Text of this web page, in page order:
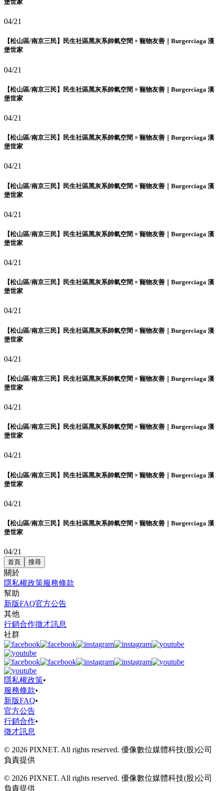
堡世家
04/21
【松山區/南京三民】民生社區黑灰系帥氣空間 × 寵物友善｜Burgerciaga 漢
堡世家
04/21
【松山區/南京三民】民生社區黑灰系帥氣空間 × 寵物友善｜Burgerciaga 漢
堡世家
04/21
【松山區/南京三民】民生社區黑灰系帥氣空間 × 寵物友善｜Burgerciaga 漢
堡世家
04/21
【松山區/南京三民】民生社區黑灰系帥氣空間 × 寵物友善｜Burgerciaga 漢
堡世家
04/21
【松山區/南京三民】民生社區黑灰系帥氣空間 × 寵物友善｜Burgerciaga 漢
堡世家
04/21
【松山區/南京三民】民生社區黑灰系帥氣空間 × 寵物友善｜Burgerciaga 漢
堡世家
04/21
【松山區/南京三民】民生社區黑灰系帥氣空間 × 寵物友善｜Burgerciaga 漢
堡世家
04/21
【松山區/南京三民】民生社區黑灰系帥氣空間 × 寵物友善｜Burgerciaga 漢
堡世家
04/21
【松山區/南京三民】民生社區黑灰系帥氣空間 × 寵物友善｜Burgerciaga 漢
堡世家
04/21
【松山區/南京三民】民生社區黑灰系帥氣空間 × 寵物友善｜Burgerciaga 漢
堡世家
04/21
【松山區/南京三民】民生社區黑灰系帥氣空間 × 寵物友善｜Burgerciaga 漢
堡世家
04/21
首頁 搜尋
關於
隱私權政策服務條款
幫助
新版FAQ官方公告
其他
行銷合作徵才訊息
社群
隱私權政策•
服務條款•
新版FAQ•
官方公告
行銷合作•
徵才訊息
© 2026 PIXNET. All rights reserved. 優像數位媒體科技(股)公司
負責提供
© 2026 PIXNET. All rights reserved. 優像數位媒體科技(股)公司
負責提供